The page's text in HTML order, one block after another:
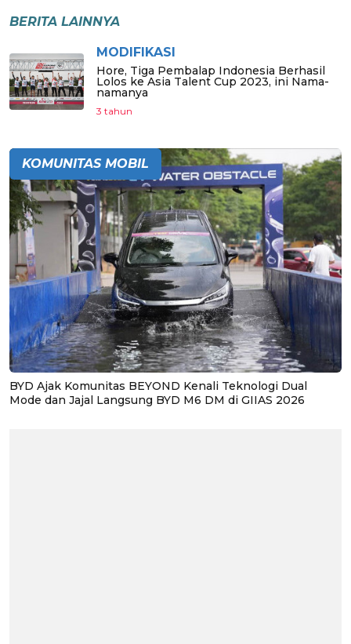
BERITA LAINNYA
MODIFIKASI
Hore, Tiga Pembalap Indonesia Berhasil
Lolos ke Asia Talent Cup 2023, ini Nama-
namanya
3 tahun
KOMUNITAS MOBIL
BYD Ajak Komunitas BEYOND Kenali Teknologi Dual
Mode dan Jajal Langsung BYD M6 DM di GIIAS 2026